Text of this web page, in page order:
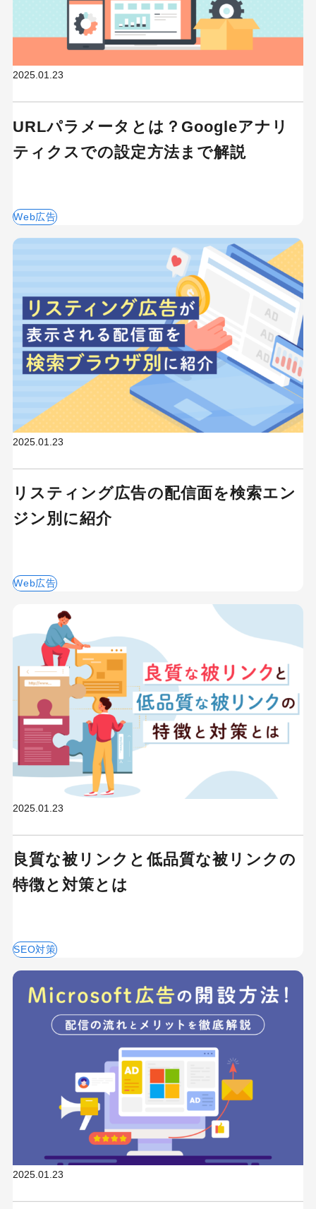
2025.01.23
URLパラメータとは？Googleアナリ
ティクスでの設定方法まで解説
Web広告
2025.01.23
リスティング広告の配信面を検索エン
ジン別に紹介
Web広告
2025.01.23
良質な被リンクと低品質な被リンクの
特徴と対策とは
SEO対策
2025.01.23